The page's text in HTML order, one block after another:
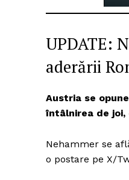
UPDATE:
aderării
Austria se
întâlnirea de joi,
Nehammer se
o postare pe X/